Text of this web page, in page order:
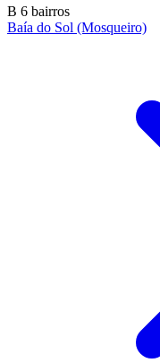
B 6 bairros
Baía do Sol (Mosqueiro)